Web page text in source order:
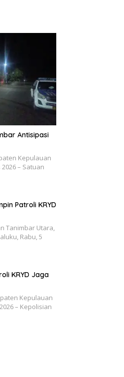
Antisipasi
Kepulauan
– Satuan
Patroli KRYD
Tanimbar Utara,
Rabu, 5
KRYD Jaga
Kepulauan
– Kepolisian